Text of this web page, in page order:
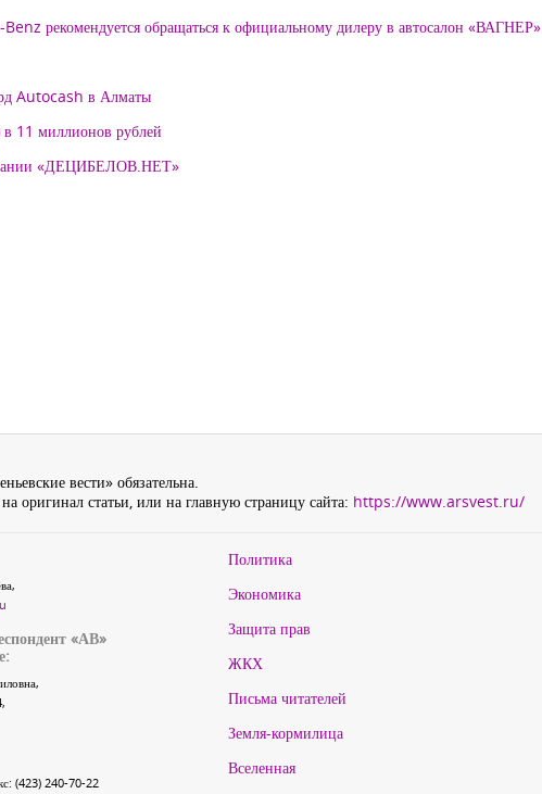
рекомендуется обращаться к официальному дилеру в автосалон «ВАГНЕР»
Autocash в Алматы
11 миллионов рублей
«ДЕЦИБЕЛОВ.НЕТ»
вести» обязательна.
оригинал статьи, или на главную страницу сайта: https://www.arsvest.ru/
«АВ»
(423) 240-70-22
Политика
Экономика
Защита прав
ЖКХ
Письма читателей
Земля-кормилица
Вселенная